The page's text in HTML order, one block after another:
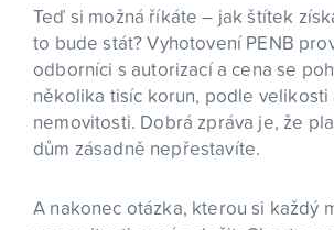
Teď si možná říkáte – jak štítek
to bude stát? Vyhotovení PENB
odborníci s autorizací a cena se
několika tisíc korun, podle velikosti
nemovitosti. Dobrá zpráva je, že
dům zásadně nepřestavíte.
A nakonec otázka, kterou si každý